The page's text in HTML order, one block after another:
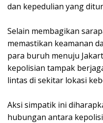
dan kepedulian yang
Selain membagikan
memastikan keamanan
para buruh menuju
kepolisian tampak
lintas di sekitar lokasi
Aksi simpatik ini
hubungan antara